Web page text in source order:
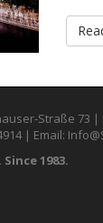
Straße 73
| Email:
1983.